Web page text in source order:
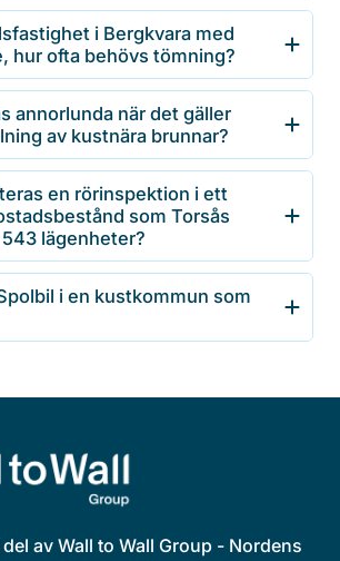
i Bergkvara med
hur ofta behövs tömning?
annorlunda när det gäller
av kustnära brunnar?
en rörinspektion i ett
som Torsås
lägenheter?
i en kustkommun som
av Wall to Wall Group - Nordens